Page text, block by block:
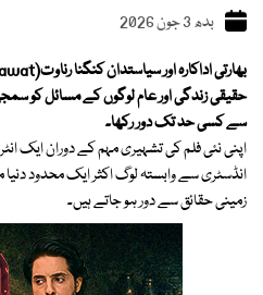
بدھ 3 جون 2026
حقیقی زندگی اور عام لوگوں کے مسائل کو
سے کسی حد تک دور رکھا۔
اپنی نئی فلم کی تشہیری مہم کے دوران ایک
انڈسٹری سے وابستہ لوگ اکثر ایک محدود
زمینی حقائق سے دور ہو جاتے ہیں۔